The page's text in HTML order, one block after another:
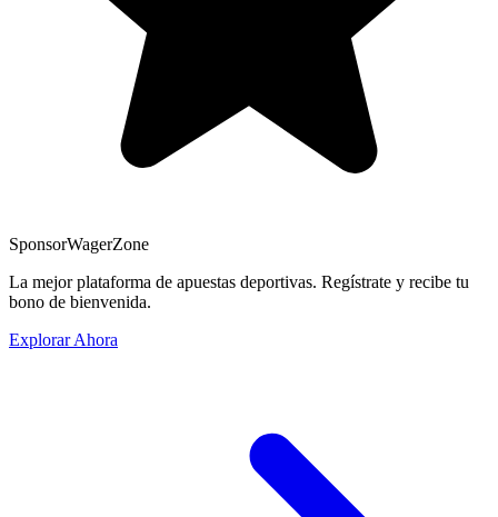
SponsorWagerZone
La mejor plataforma de apuestas deportivas. Regístrate y recibe tu
bono de bienvenida.
Explorar Ahora